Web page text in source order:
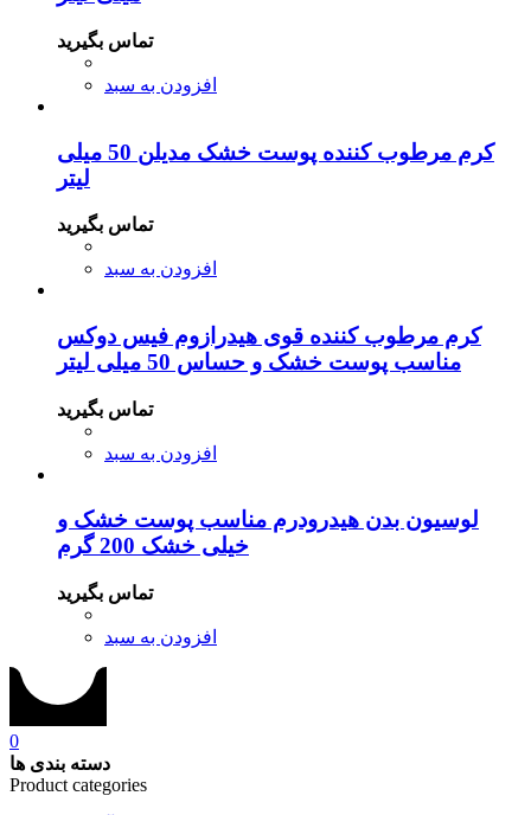
تماس بگیرید
افزودن به سبد
کرم مرطوب کننده پوست خشک مدیلن 50 میلی
لیتر
تماس بگیرید
افزودن به سبد
کرم مرطوب کننده قوی هیدرازوم فیس دوکس
مناسب پوست خشک و حساس 50 میلی لیتر
تماس بگیرید
افزودن به سبد
لوسیون بدن هیدرودرم مناسب پوست خشک و
خیلی خشک 200 گرم
تماس بگیرید
افزودن به سبد
0
دسته بندی ها
Product categories